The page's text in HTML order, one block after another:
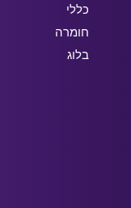
כללי
חומרה
בלוג